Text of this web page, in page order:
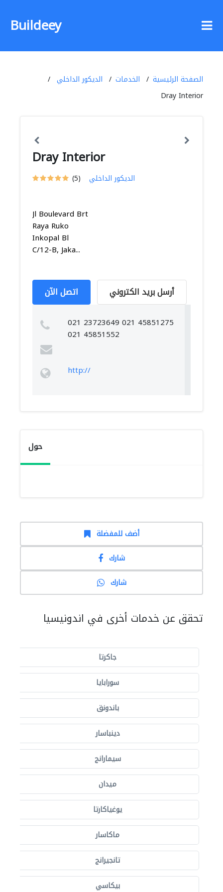
Buildeey
الصفحة الرئيسية الخدمات
الديكور الداخلي
Dray Interior
Dray Interior
(5) الديكور الداخلي
Jl Boulevard Brt
Raya Ruko
Inkopal Bl
C/12-B, Jaka...
اتصل الآن أرسل بريد الكتروني
021 23723649 021 45851275
021 45851552
http://
حول
أضف للمفضلة
شارك
شارك
تحقق عن خدمات أخرى في اندونيسيا
جاكرتا
سورابايا
باندونق
دينباسار
سيمارانج
ميدان
يوغياكارتا
ماكاسار
تانجيرانج
بيكاسي